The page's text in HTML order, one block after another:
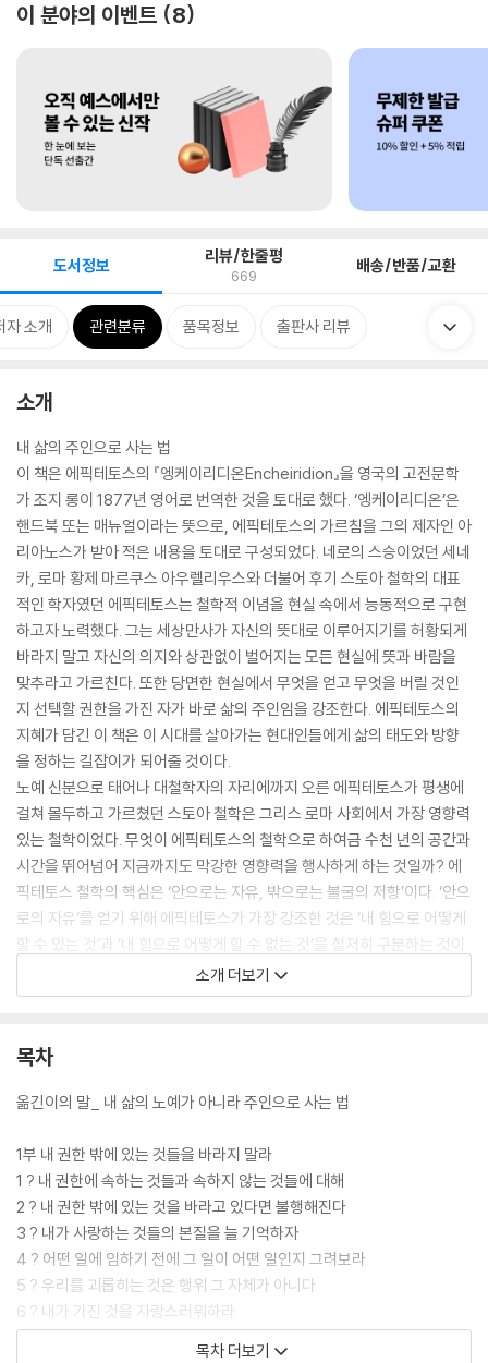
이 분야의 이벤트 8
도서정보 리뷰/한줄평
669 배송/반품/교환
자 소개 관련분류 품목정보 출판사 리뷰
소개
내 삶의 주인으로 사는 법
이 책은 에픽테토스의 『엥케이리디온Encheiridion』을 영국의 고전문학
가 조지 롱이 1877년 영어로 번역한 것을 토대로 했다. ‘엥케이리디온’은
핸드북 또는 매뉴얼이라는 뜻으로, 에픽테토스의 가르침을 그의 제자인 아
리아노스가 받아 적은 내용을 토대로 구성되었다. 네로의 스승이었던 세네
카, 로마 황제 마르쿠스 아우렐리우스와 더불어 후기 스토아 철학의 대표
적인 학자였던 에픽테토스는 철학적 이념을 현실 속에서 능동적으로 구현
하고자 노력했다. 그는 세상만사가 자신의 뜻대로 이루어지기를 허황되게
바라지 말고 자신의 의지와 상관없이 벌어지는 모든 현실에 뜻과 바람을
맞추라고 가르친다. 또한 당면한 현실에서 무엇을 얻고 무엇을 버릴 것인
지 선택할 권한을 가진 자가 바로 삶의 주인임을 강조한다. 에픽테토스의
지혜가 담긴 이 책은 이 시대를 살아가는 현대인들에게 삶의 태도와 방향
을 정하는 길잡이가 되어줄 것이다.
노예 신분으로 태어나 대철학자의 자리에까지 오른 에픽테토스가 평생에
걸쳐 몰두하고 가르쳤던 스토아 철학은 그리스 로마 사회에서 가장 영향력
있는 철학이었다. 무엇이 에픽테토스의 철학으로 하여금 수천 년의 공간과
시간을 뛰어넘어 지금까지도 막강한 영향력을 행사하게 하는 것일까? 에
픽테토스 철학의 핵심은 ‘안으로는 자유, 밖으로는 불굴의 저항’이다. ‘안으
로의 자유’를 얻기 위해 에픽테토스가 가장 강조한 것은 ‘내 힘으로 어떻게
할 수 있는 것’과 ‘내 힘으로 어떻게 할 수 없는 것’을 철저히 구분하는 것이
다. 여기서 자유는 어떤 외부의 힘에도 굴복하지 않는 내면의 자유를 말한
다. 현실에 적용 가능한 구체적이고 실천적인 에픽테토스의 철학을 내면에
역경과 어려움 앞에서도 굴하지 않고 꿋꿋하게 살아남아 최후의 승리자가
소개 더보기
목차
옮긴이의 말_ 내 삶의 노예가 아니라 주인으로 사는 법
1부 내 권한 밖에 있는 것들을 바라지 말라
1 ? 내 권한에 속하는 것들과 속하지 않는 것들에 대해
2 ? 내 권한 밖에 있는 것을 바라고 있다면 불행해진다
3 ? 내가 사랑하는 것들의 본질을 늘 기억하자
4 ? 어떤 일에 임하기 전에 그 일이 어떤 일인지 그려보라
5 ? 우리를 괴롭히는 것은 행위 그 자체가 아니다
6 ? 내가 가진 것을 자랑스러워하라
7 ? 나이가 들수록 배에서 멀리 떨어져 있지 말라
목차 더보기